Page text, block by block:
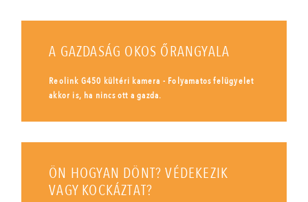
A GAZDASÁG OKOS ŐRANGYALA
Reolink G450 kültéri kamera - Folyamatos felügyelet
akkor is, ha nincs ott a gazda.
ÖN HOGYAN DÖNT? VÉDEKEZIK
VAGY KOCKÁZTAT?